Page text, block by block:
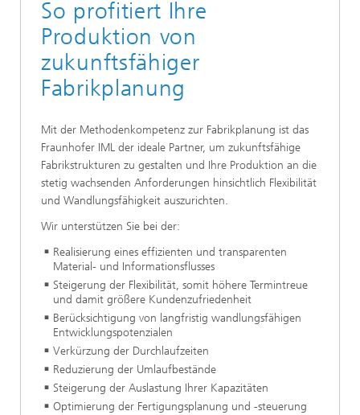
So profitiert Ihre
Produktion von
zukunftsfähiger
Fabrikplanung
Mit der Methodenkompetenz zur Fabrikplanung ist das
Fraunhofer IML der ideale Partner, um zukunftsfähige
Fabrikstrukturen zu gestalten und Ihre Produktion an die
stetig wachsenden Anforderungen hinsichtlich Flexibilität
und Wandlungsfähigkeit auszurichten.
Wir unterstützen Sie bei der:
Realisierung eines effizienten und transparenten
Material- und Informationsflusses
Steigerung der Flexibilität, somit höhere Termintreue
und damit größere Kundenzufriedenheit
Berücksichtigung von langfristig wandlungsfähigen
Entwicklungspotenzialen
Verkürzung der Durchlaufzeiten
Reduzierung der Umlaufbestände
Steigerung der Auslastung Ihrer Kapazitäten
Optimierung der Fertigungsplanung und -steuerung